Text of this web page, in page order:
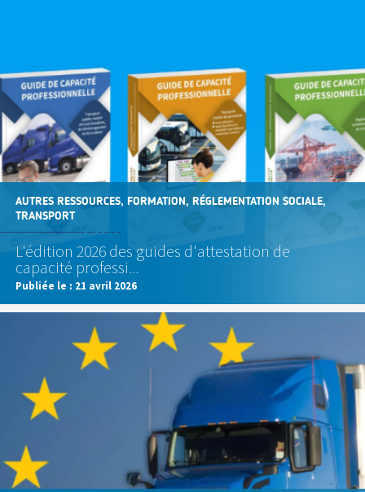
AUTRES RESSOURCES, FORMATION, RÉGLEMENTATION SOCIALE,
TRANSPORT
L'édition 2026 des guides d'attestation de
capacité professi...
Publiée le : 21 avril 2026